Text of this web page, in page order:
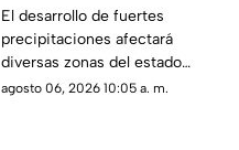
tormentas y calor
intenso
El desarrollo de fuertes
precipitaciones afectará
diversas zonas del estado
durante las próximas horas
agosto 06, 2026 10:05 a. m.